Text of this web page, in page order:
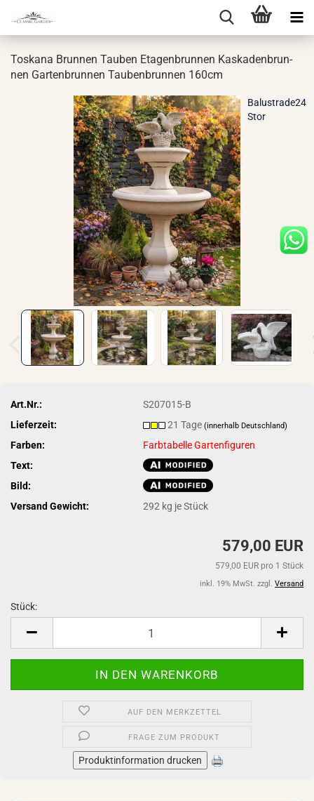
Tos­ka­na Brun­nen Tau­ben Eta­gen­brun­nen Kas­ka­den­brun­
nen Gar­ten­brun­nen Tau­ben­brun­nen 160cm
Balustrade24
Stor
Art.Nr.:
S207015-B
Lieferzeit:
21 Tage(innerhalb Deutschland)
Farben:
Farbtabelle Gartenfiguren
Text:
Bild:
Versand Gewicht:
292 kg je Stück
579,00 EUR
579,00 EUR pro 1 Stück
inkl. 19% MwSt. zzgl. Versand
Stück:
AUF DEN MERKZETTEL
FRAGE ZUM PRODUKT
Produktinformation drucken